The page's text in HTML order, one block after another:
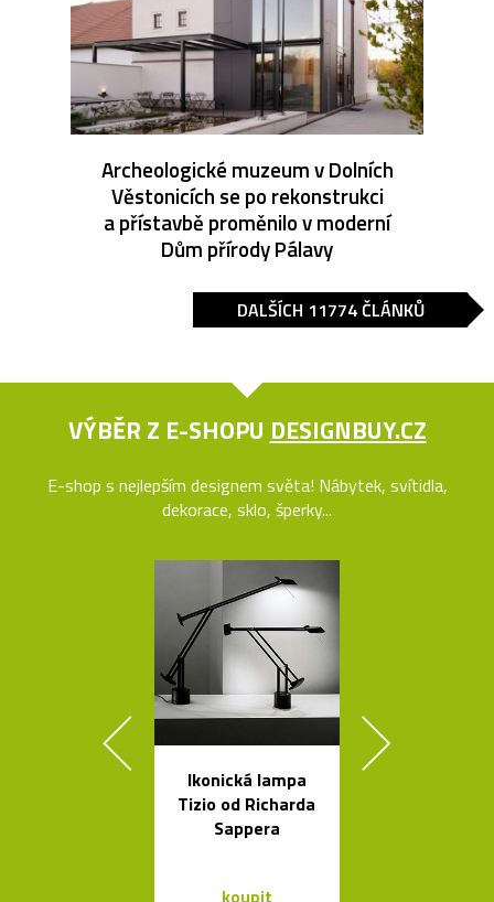
Archeologické muzeum v Dolních
Věstonicích se po rekonstrukci
a přístavbě proměnilo v moderní
Dům přírody Pálavy
DALŠÍCH 11774 ČLÁNKŮ
VÝBĚR Z E-SHOPU DESIGNBUY.CZ
E-shop s nejlepším designem světa! Nábytek, svítidla,
dekorace, sklo, šperky...
Ikonická lampa
Tizio od Richarda
Sappera